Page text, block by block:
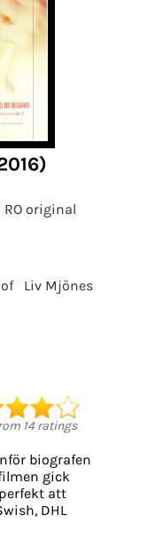
original
Liv Mjönes
14 ratings
biografen
gick
att
DHL